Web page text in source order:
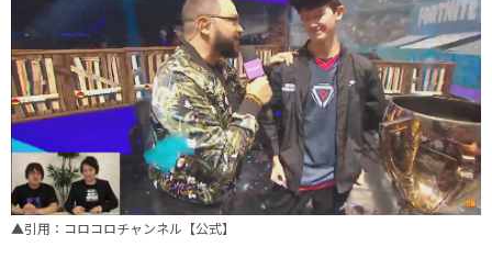
▲引用：コロコロチャンネル【公式】